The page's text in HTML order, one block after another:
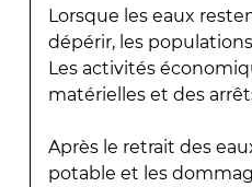
Lorsque les eaux
dépérir, les
Les activités
matérielles et des
Après le retrait des
potable et les